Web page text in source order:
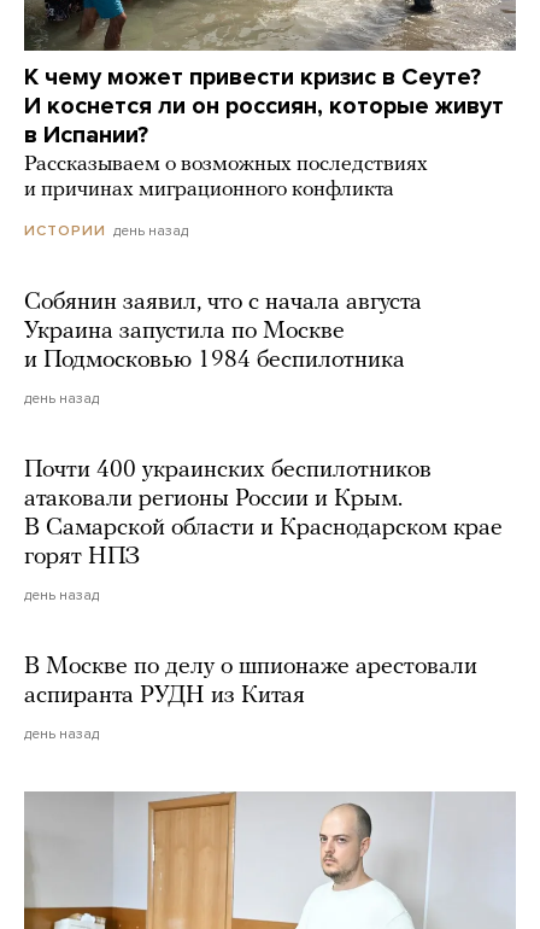
К чему может привести кризис в Сеуте?
И коснется ли он россиян, которые живут
в Испании?
Рассказываем о возможных последствиях
и причинах миграционного конфликта
ИСТОРИИ день назад
Собянин заявил, что с начала августа
Украина запустила по Москве
и Подмосковью 1984 беспилотника
день назад
Почти 400 украинских беспилотников
атаковали регионы России и Крым.
В Самарской области и Краснодарском крае
горят НПЗ
день назад
В Москве по делу о шпионаже арестовали
аспиранта РУДН из Китая
день назад